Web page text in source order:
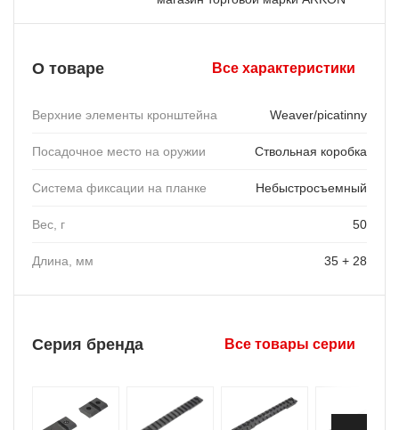
О товаре Все характеристики
Верхние элементы кронштейна Weaver/picatinny
Посадочное место на оружии Ствольная коробка
Система фиксации на планке Небыстросъемный
Вес, г 50
Длина, мм 35 + 28
Серия бренда Все товары серии